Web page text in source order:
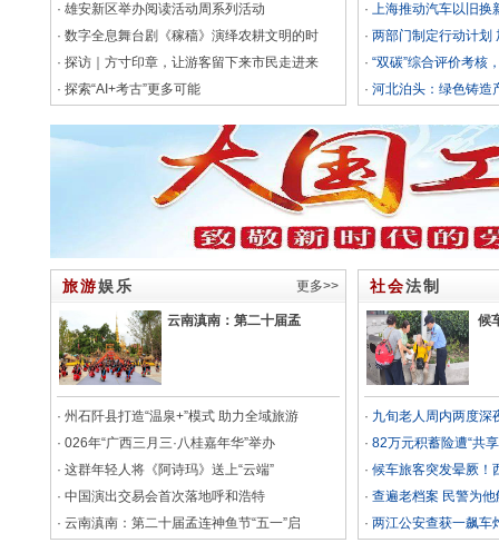
· 雄安新区举办阅读活动周系列活动
· 数字全息舞台剧《稼穑》演绎农耕文明的时
· 探访｜方寸印章，让游客留下来市民走进来
· 探索“AI+考古”更多可能
· 上海推动汽车以旧换
· 两部门制定行动计划
· “双碳”综合评价考核
· 河北泊头：绿色铸造
旅游娱乐 更多>>
云南滇南：第二十届孟
· 州石阡县打造“温泉+”模式 助力全域旅游
· 026年“广西三月三·八桂嘉年华”举办
· 这群年轻人将《阿诗玛》送上“云端”
· 中国演出交易会首次落地呼和浩特
· 云南滇南：第二十届孟连神鱼节“五一”启
社会法制
候
· 九旬老人周内两度深
· 82万元积蓄险遭“共
· 候车旅客突发晕厥！
· 查遍老档案 民警为
· 两江公安查获一飙车